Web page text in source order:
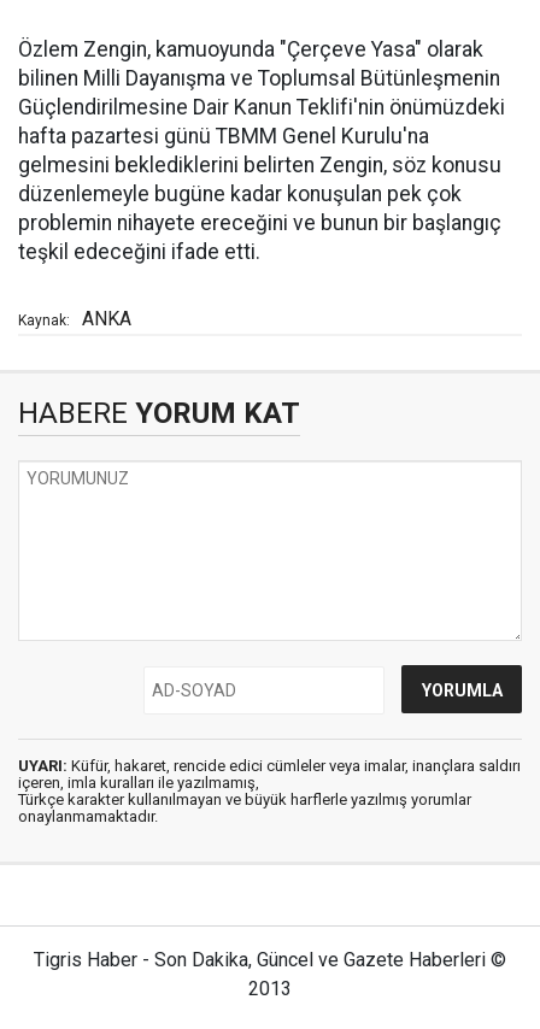
Özlem Zengin, kamuoyunda "Çerçeve Yasa" olarak
bilinen Milli Dayanışma ve Toplumsal Bütünleşmenin
Güçlendirilmesine Dair Kanun Teklifi'nin önümüzdeki
hafta pazartesi günü TBMM Genel Kurulu'na
gelmesini beklediklerini belirten Zengin, söz konusu
düzenlemeyle bugüne kadar konuşulan pek çok
problemin nihayete ereceğini ve bunun bir başlangıç
teşkil edeceğini ifade etti.
Kaynak: ANKA
HABERE YORUM KAT
UYARI: Küfür, hakaret, rencide edici cümleler veya imalar, inançlara saldırı
içeren, imla kuralları ile yazılmamış,
Türkçe karakter kullanılmayan ve büyük harflerle yazılmış yorumlar
onaylanmamaktadır.
Tigris Haber - Son Dakika, Güncel ve Gazete Haberleri ©
2013